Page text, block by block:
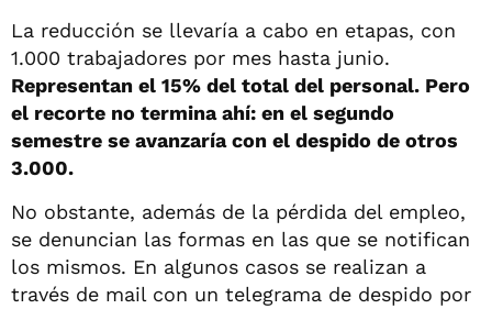
La reducción se llevaría a cabo en etapas, con
1.000 trabajadores por mes hasta junio.
Representan el 15% del total del personal. Pero
el recorte no termina ahí: en el segundo
semestre se avanzaría con el despido de otros
3.000.
No obstante, además de la pérdida del empleo,
se denuncian las formas en las que se notifican
los mismos. En algunos casos se realizan a
través de mail con un telegrama de despido por